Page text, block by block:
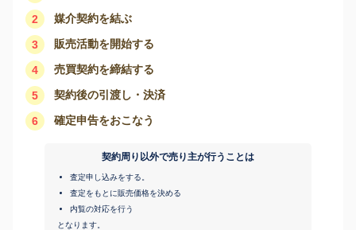
2 媒介契約を結ぶ
3 販売活動を開始する
4 売買契約を締結する
5 契約後の引渡し・決済
6 確定申告をおこなう
契約周り以外で売り主が行うことは
査定申し込みをする。
査定をもとに販売価格を決める
内覧の対応を行う
となります。